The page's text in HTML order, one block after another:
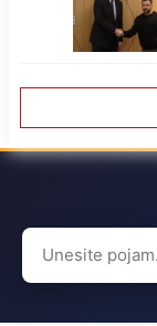
Search
for: